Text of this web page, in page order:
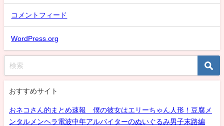
コメントフィード
WordPress.org
おすすめサイト
おネコさん的まとめ速報 僕の彼女はエリーちゃん人形！豆腐メ
ンタルメンヘラ電波中年アルバイターのぬいぐるみ男子末路編